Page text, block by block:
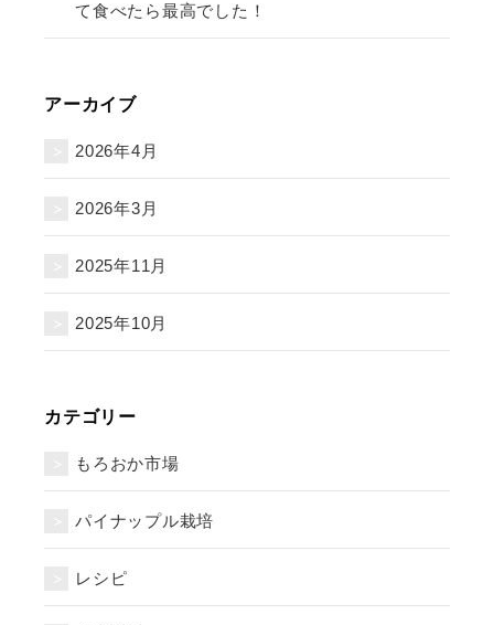
て食べたら最高でした！
アーカイブ
2026年4月
2026年3月
2025年11月
2025年10月
カテゴリー
もろおか市場
パイナップル栽培
レシピ